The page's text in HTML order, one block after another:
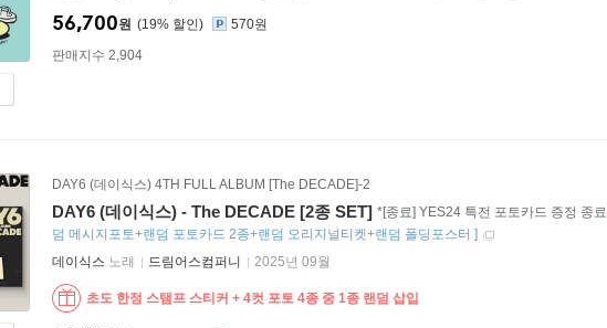
19%
56,700원
570원
판매지수 2,904
DAY6 (데이식스) 4TH FULL ALBUM [The DECADE]-2
DAY6 (데이식스) - The DECADE [2종 SET] *[종료] YES24 특전 포토카드 증정 종료
덤 메시지포토+랜덤 포토카드 2종+랜덤 오리지널티켓+랜덤 폴딩포스터 ]
데이식스 노래 드림어스컴퍼니 2025년 09월
초도 한정 스탬프 스티커 + 4컷 포토 4종 중 1종 랜덤 삽입